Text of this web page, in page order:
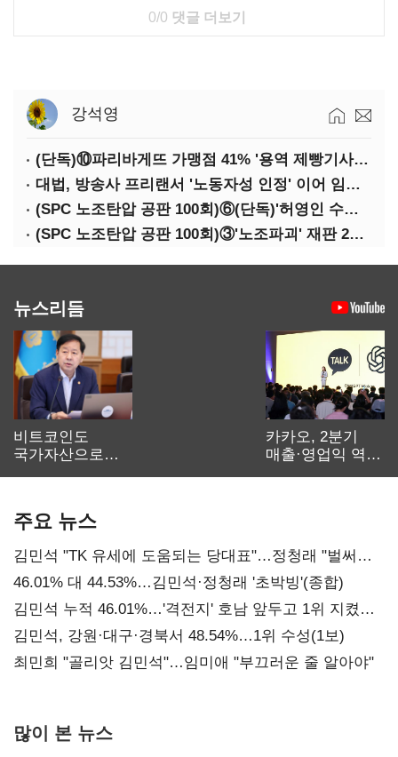
0/0 댓글 더보기
강석영
(단독)⑩파리바게뜨 가맹점 41% '용역 제빵기사 없어'…고용불안 속 브랜드가치도 '흔들'
대법, 방송사 프리랜서 '노동자성 인정' 이어 임금차별 '제동'
(SPC 노조탄압 공판 100회)⑥(단독)'허영인 수사기밀 유출' 임원, 출소하자 '억대 연봉' 고문으로
(SPC 노조탄압 공판 100회)③'노조파괴' 재판 2년 만의 증언…파리바게뜨 지회장 "허영인에 엄벌을"
뉴스리듬
비트코인도
국가자산으로…'
카카오, 2분기
매출·영업익 역대
주요 뉴스
김민석 "TK 유세에 도움되는 당대표"…정청래 "벌써
대표된 양 당직 배분"
46.01% 대 44.53%…김민석·정청래 '초박빙'(종합)
김민석 누적 46.01%…'격전지' 호남 앞두고 1위 지켰다
(2보)
김민석, 강원·대구·경북서 48.54%…1위 수성(1보)
최민희 "골리앗 김민석"…임미애 "부끄러운 줄 알아야"
많이 본 뉴스